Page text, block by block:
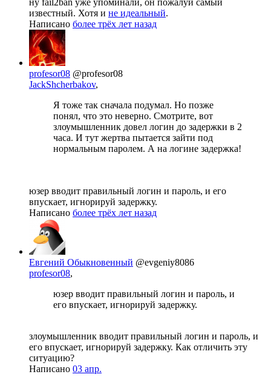
известный. Хотя и не идеальный.
Написано более трёх лет назад
profesor08 @profesor08
JackShcherbakov,
Я тоже так сначала подумал. Но позже
понял, что это неверно. Смотрите, вот
злоумышленник довел логин до задержки в 2
часа. И тут жертва пытается зайти под
нормальным паролем. А на логине задержка!
юзер вводит правильный логин и пароль, и его
впускает, игнорируй задержку.
Написано более трёх лет назад
Евгений Обыкновенный @evgeniy8086
profesor08,
юзер вводит правильный логин и пароль, и
его впускает, игнорируй задержку.
злоумышленник вводит правильный логин и пароль, и
его впускает, игнорируй задержку. Как отличить эту
ситуацию?
Написано 03 апр.